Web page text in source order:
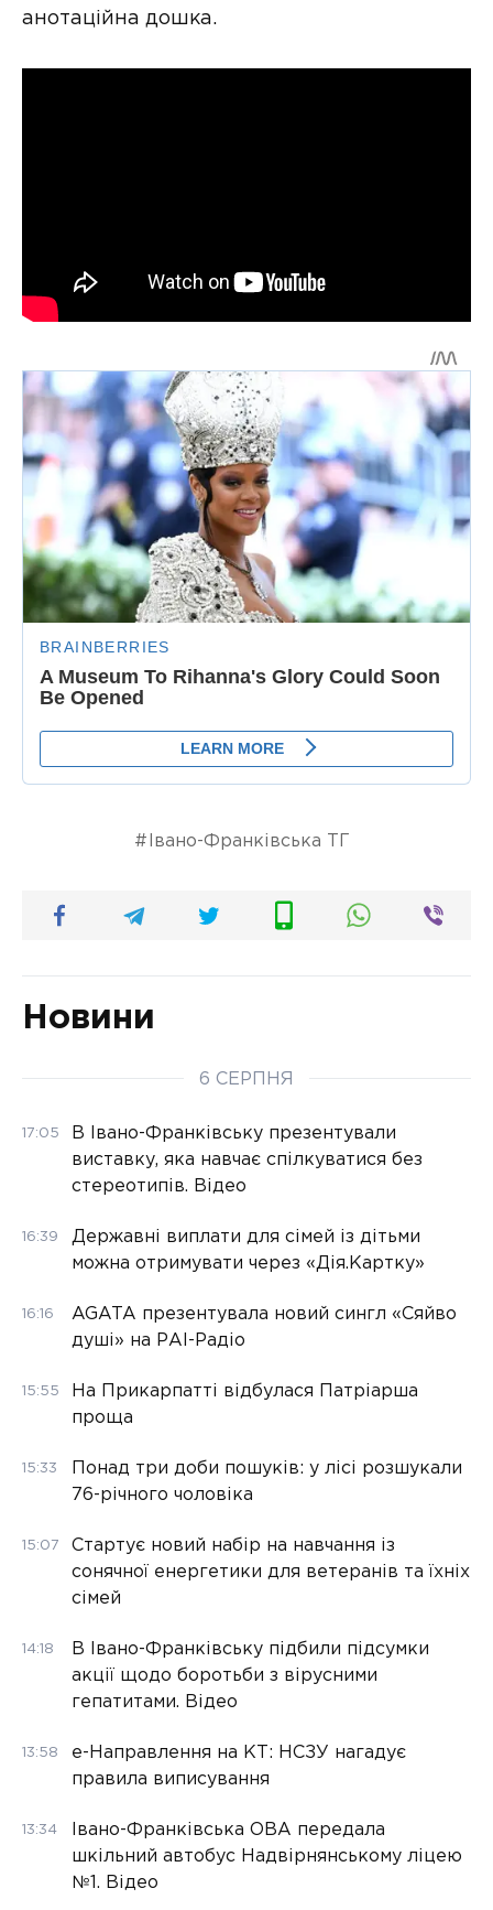
анотаційна дошка.
Івано-Франківська ТГ
Новини
6 СЕРПНЯ
17:05
В Івано-Франківську презентували
виставку, яка навчає спілкуватися без
стереотипів. Відео
16:39
Державні виплати для сімей із дітьми
можна отримувати через «Дія.Картку»
16:16
AGATA презентувала новий сингл «Сяйво
душі» на РАІ-Радіо
15:55
На Прикарпатті відбулася Патріарша
проща
15:33
Понад три доби пошуків: у лісі розшукали
76-річного чоловіка
15:07
Стартує новий набір на навчання із
сонячної енергетики для ветеранів та їхніх
сімей
14:18
В Івано-Франківську підбили підсумки
акції щодо боротьби з вірусними
гепатитами. Відео
13:58
е-Направлення на КТ: НСЗУ нагадує
правила виписування
13:34
Івано-Франківська ОВА передала
шкільний автобус Надвірнянському ліцею
№1. Відео